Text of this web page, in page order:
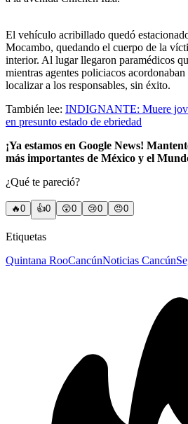
El vehículo acribillado quedó
Mocambo, quedando el cuerpo de la
interior. Al lugar llegaron paramédicos
mientras agentes policiacos
localizar a los responsables, sin éxito.
También lee: INDIGNANTE: Muere
en presunto estado de ebriedad
¡Ya estamos en Google News!
más importantes de México y el
¿Qué te pareció?
🔥0 👍0 😲0 😢0 😠0
Etiquetas
Quintana RooCancúnNoticias Cancún